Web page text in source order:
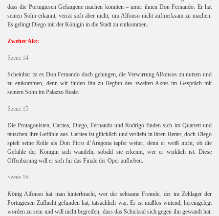
dass die Portugiesen Gefangene machen konnten – unter ihnen Don Fernando. Er hat
seinen Sohn erkannt, verrät sich aber nicht, um Alfonso nicht aufmerksam zu machen.
Es gelingt Diego mit der Königin in die Stadt zu entkommen.
Zweiter Akt:
Szene 14
Scheinbar ist es Don Fernando doch gelungen, die Verwirrung Alfonsos zu nutzen und
zu entkommen, denn wir finden ihn zu Beginn des zweiten Aktes im Gespräch mit
seinem Sohn im Palazzo Reale.
Szene 15
Die Protagonisten, Caritea, Diego, Fernando und Rodrigo finden sich im Quartett und
tauschen ihre Gefühle aus. Caritea ist glücklich und verliebt in ihren Retter, doch Diego
spielt seine Rolle als Don Pirro d’Aragona tapfer weiter, denn er weiß nicht, ob die
Gefühle der Königin sich wandeln, sobald sie erkennt, wer er wirklich ist. Diese
Offenbarung will er sich für das Finale der Oper aufheben.
Szene 16
König Alfonso hat man hinterbracht, wer der seltsame Fremde, der im Zeltlager der
Portugiesen Zuflucht gefunden hat, tatsächlich war. Er ist maßlos wütend, hereingelegt
worden zu sein und will nicht begreifen, dass das Schicksal sich gegen ihn gewandt hat.